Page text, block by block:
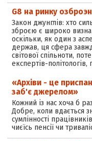
G8 на ринку
Закон джунглів: хто
зброєю є широко
оскільки, як один з
держав, ця сфера
світової спільноти,
експертів-
«Архіви - це
заб'є джерелом»
Кожний із нас хоча б
Добре, коли вдається
сумлінності
чиєїсь пенсії чи